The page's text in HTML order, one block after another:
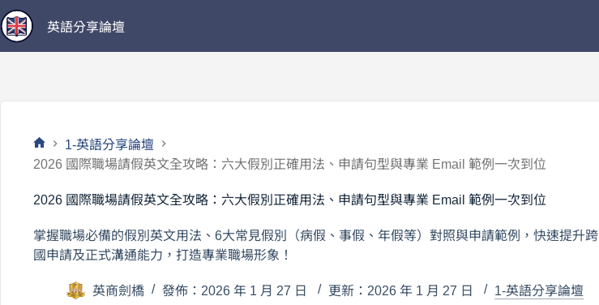
跳
至
主
英語分享論壇
首
1-英語分享論壇
2026 國際職場請假英文全攻略：六大假別正確用法、申請句型與專業 Email 範例一次到位
2026 國際職場請假英文全攻略：六大假別正確用法、申請句型與專業 Email 範例一次到位
掌握職場必備的假別英文用法、6大常見假別（病假、事假、年假等）對照與申請範例，快速提升跨
國申請及正式溝通能力，打造專業職場形象！
英商劍橋 發佈：2026 年 1 月 27 日 更新：2026 年 1 月 27 日 1-英語分享論壇